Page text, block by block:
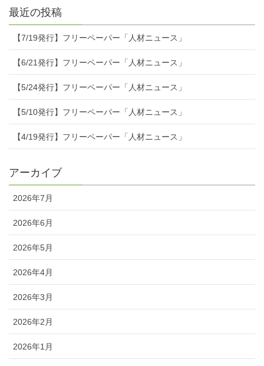
最近の投稿
【7/19発行】フリーペーパー「人材ニュース」
【6/21発行】フリーペーパー「人材ニュース」
【5/24発行】フリーペーパー「人材ニュース」
【5/10発行】フリーペーパー「人材ニュース」
【4/19発行】フリーペーパー「人材ニュース」
アーカイブ
2026年7月
2026年6月
2026年5月
2026年4月
2026年3月
2026年2月
2026年1月